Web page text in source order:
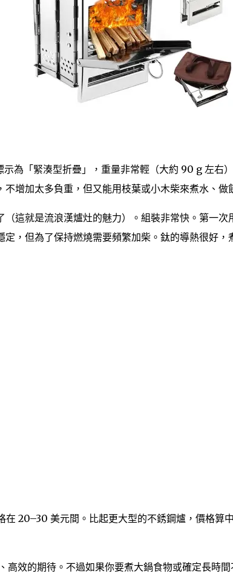
為「緊湊型折疊」，重量非常輕（大約 90 g 左右
增加太多負重，但又能用枝葉或小木柴來煮水、做
這就是流浪漢爐灶的魅力）。組裝非常快。第一次
，但為了保持燃燒需要頻繁加柴。鈦的導熱很好，
20–30 美元間。比起更大型的不銹鋼爐，價格算
高效的期待。不過如果你要煮大鍋食物或確定長時間